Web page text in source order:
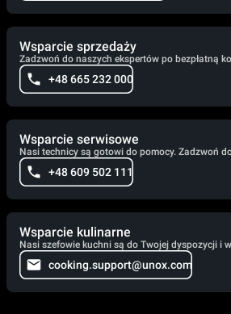
Wsparcie sprzedaży
Zadzwoń do naszych ekspertów po bezpłatną
+48 665 232 000
Wsparcie serwisowe
Nasi technicy są gotowi do pomocy. Zadzwoń
+48 609 502 111
Wsparcie kulinarne
Nasi szefowie kuchni są do Twojej dyspozycji i
cooking.support@unox.com